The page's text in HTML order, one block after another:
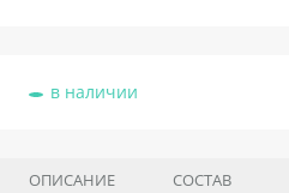
в наличии
ОПИСАНИЕ СОСТАВ